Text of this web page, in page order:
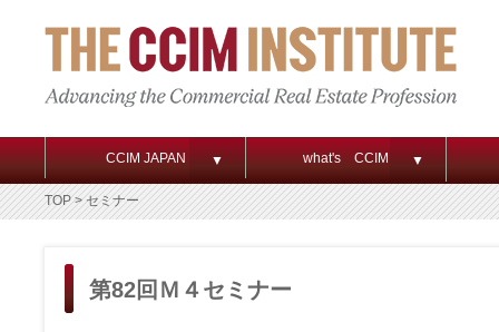
CCIM JAPAN ▼ what's CCIM ▼
TOP> セミナー
第82回Ｍ４セミナー